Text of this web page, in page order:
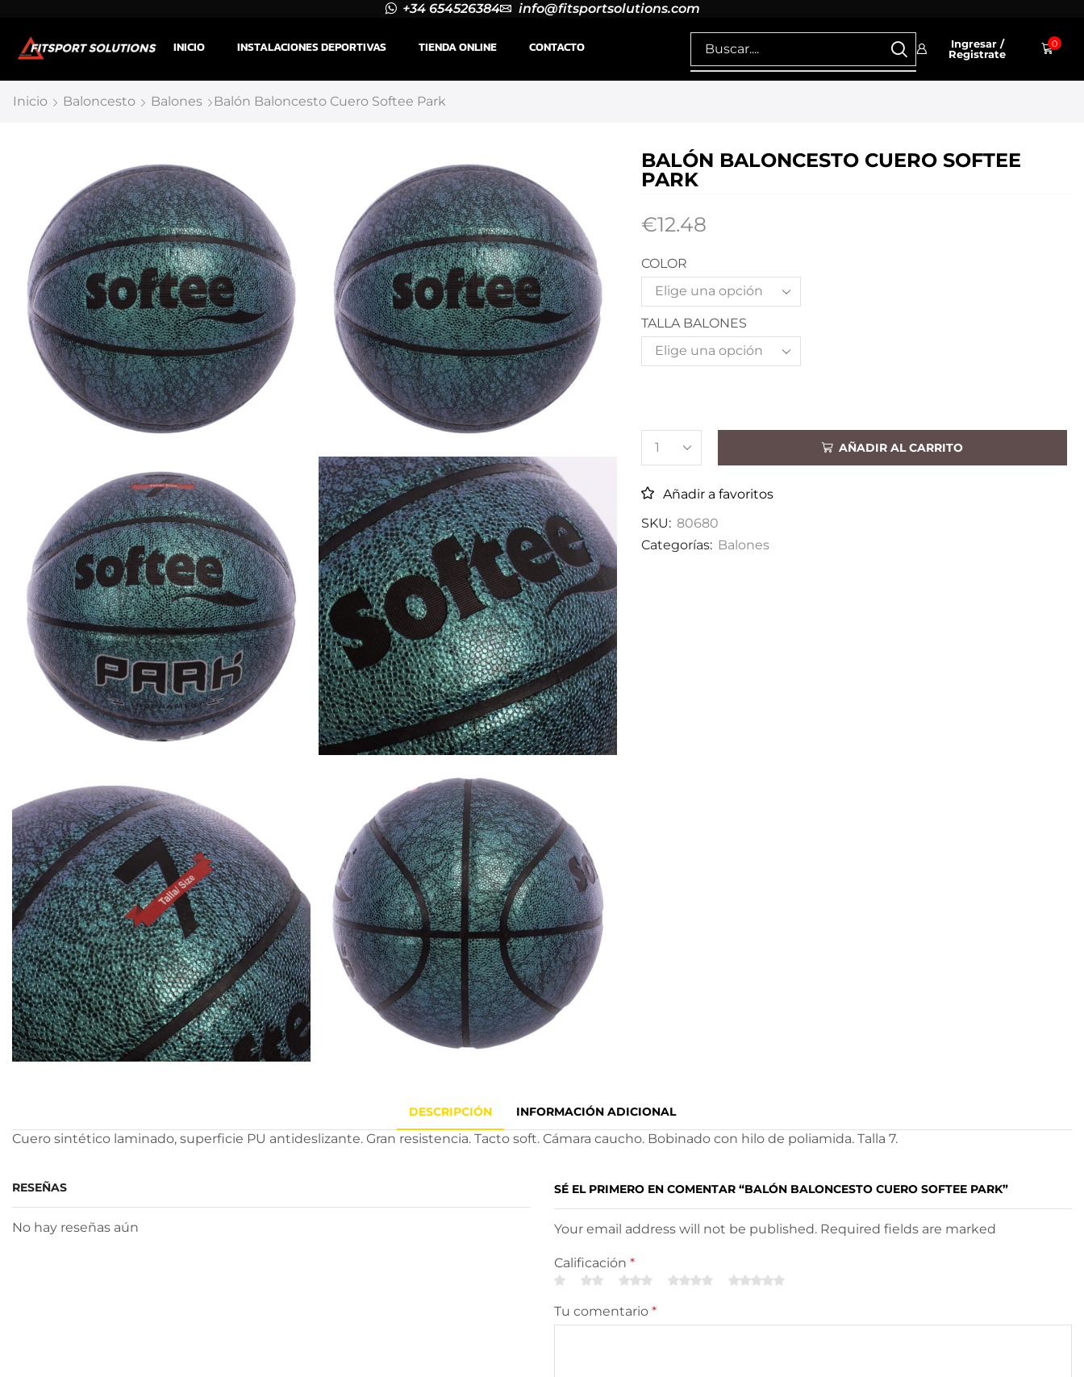
+34 654526384 info@fitsportsolutions.com
INICIO INSTALACIONES DEPORTIVAS TIENDA ONLINE CONTACTO
Ingresar /
Registrate
0
Inicio Baloncesto Balones Balón Baloncesto Cuero Softee Park
BALÓN BALONCESTO CUERO SOFTEE
PARK
€12.48
COLOR
TALLA BALONES
AÑADIR AL CARRITO
Añadir a favoritos
SKU: 80680
Categorías: Balones
DESCRIPCIÓN INFORMACIÓN ADICIONAL
Cuero sintético laminado, superficie PU antideslizante. Gran resistencia. Tacto soft. Cámara caucho. Bobinado con hilo de poliamida. Talla 7.
RESEÑAS
No hay reseñas aún
SÉ EL PRIMERO EN COMENTAR “BALÓN BALONCESTO CUERO SOFTEE PARK”
Your email address will not be published. Required fields are marked
Calificación *
Tu comentario *